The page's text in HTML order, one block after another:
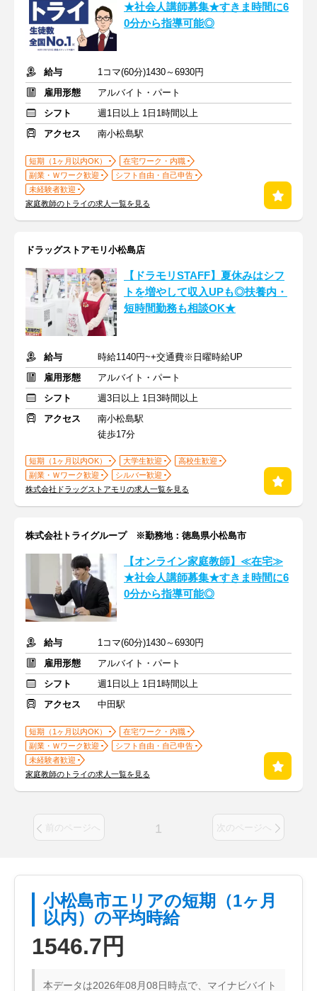
★社会人講師募集★すきま時間に6
0分から指導可能◎
給与
1コマ(60分)1430～6930円
雇用形態
アルバイト・パート
シフト
週1日以上 1日1時間以上
アクセス
南小松島駅
短期（1ヶ月以内OK）
在宅ワーク・内職
副業・Ｗワーク歓迎
シフト自由・自己申告
未経験者歓迎
家庭教師のトライの求人一覧を見る
ドラッグストアモリ小松島店
【ドラモリSTAFF】夏休みはシフ
トを増やして収入UPも◎扶養内・
短時間勤務も相談OK★
給与
時給1140円~+交通費※日曜時給UP
雇用形態
アルバイト・パート
シフト
週3日以上 1日3時間以上
アクセス
南小松島駅
徒歩17分
短期（1ヶ月以内OK） 大学生歓迎
高校生歓迎
副業・Ｗワーク歓迎
シルバー歓迎
株式会社ドラッグストアモリの求人一覧を見る
株式会社トライグループ ※勤務地：徳島県小松島市
【オンライン家庭教師】≪在宅≫
★社会人講師募集★すきま時間に6
0分から指導可能◎
給与
1コマ(60分)1430～6930円
雇用形態
アルバイト・パート
シフト
週1日以上 1日1時間以上
アクセス
中田駅
短期（1ヶ月以内OK）
在宅ワーク・内職
副業・Ｗワーク歓迎
シフト自由・自己申告
未経験者歓迎
家庭教師のトライの求人一覧を見る
前のページへ 1 次のページへ
小松島市エリアの短期（1ヶ月
以内）の平均時給
1546.7円
本データは2026年08月08日時点で、マイナビバイト